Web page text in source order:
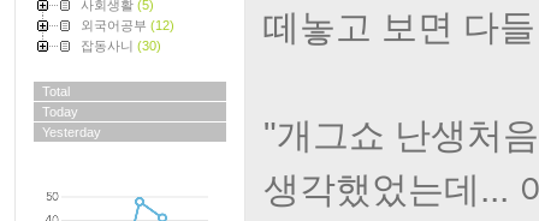
사회생활 (5)
외국어공부 (12)
잡동사니 (30)
Total
Today
Yesterday
떼놓고 보면 다
"개그쇼 난생처
생각했었는데...